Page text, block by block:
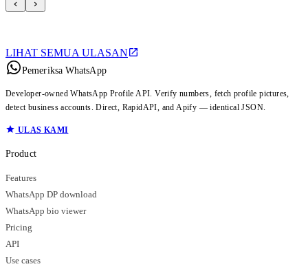
LIHAT SEMUA ULASAN
Pemeriksa WhatsApp
Developer-owned WhatsApp Profile API. Verify numbers, fetch profile pictures,
detect business accounts. Direct, RapidAPI, and Apify — identical JSON.
ULAS KAMI
Product
Features
WhatsApp DP download
WhatsApp bio viewer
Pricing
API
Use cases